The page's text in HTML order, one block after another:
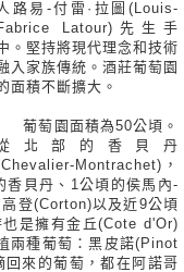
路易-付雷·拉圖(Louis-
Latour)先生手
。堅持將現代理念和技術
入家族傳統。酒莊葡萄園
面積不斷擴大。
葡萄園面積為50公頃。
北部的香貝丹
Montrachet)，
香貝丹、1公頃的侯馬內-
登(Corton)以及近9公頃
是擁有金丘(Cote d'Or)
兩種葡萄：黑皮諾(Pinot
來的葡萄，都在阿諾哥